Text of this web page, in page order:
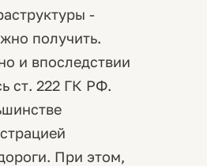
-
получить.
и впоследствии
ст. 222 ГК РФ.
При этом,